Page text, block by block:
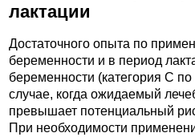
лактации
Достаточного опыта по
беременности и в период
беременности (категория С
случае, когда ожидаемый
превышает потенциальный
При необходимости